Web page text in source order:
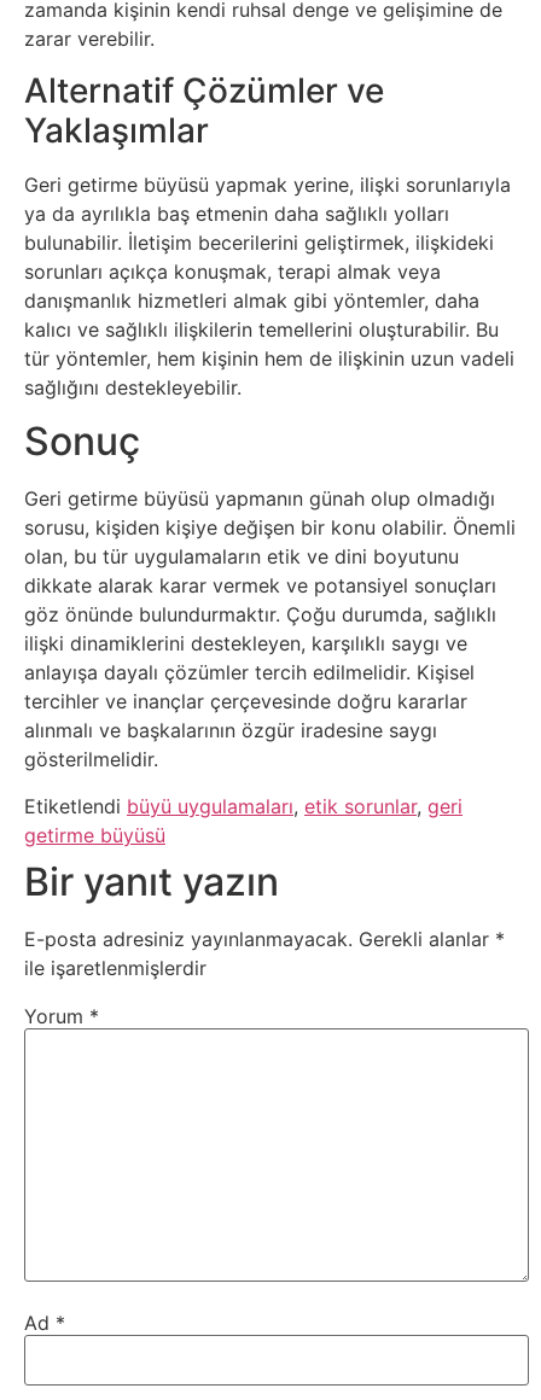
Psikoloji
Sağlık
Scriptler
Seo
Sigorta
Sinema
Tarım
Teknoloji
TikTok
Tv
Twitter
Tanıtımı
Uzay
Web
Yapay
Yemek
zamanda kişinin kendi ruhsal denge ve gelişimine de
zarar verebilir.
Alternatif Çözümler ve
Yaklaşımlar
Geri getirme büyüsü yapmak yerine, ilişki sorunlarıyla
ya da ayrılıkla baş etmenin daha sağlıklı yolları
bulunabilir. İletişim becerilerini geliştirmek, ilişkideki
sorunları açıkça konuşmak, terapi almak veya
danışmanlık hizmetleri almak gibi yöntemler, daha
kalıcı ve sağlıklı ilişkilerin temellerini oluşturabilir. Bu
tür yöntemler, hem kişinin hem de ilişkinin uzun vadeli
sağlığını destekleyebilir.
Sonuç
Geri getirme büyüsü yapmanın günah olup olmadığı
sorusu, kişiden kişiye değişen bir konu olabilir. Önemli
olan, bu tür uygulamaların etik ve dini boyutunu
dikkate alarak karar vermek ve potansiyel sonuçları
göz önünde bulundurmaktır. Çoğu durumda, sağlıklı
ilişki dinamiklerini destekleyen, karşılıklı saygı ve
anlayışa dayalı çözümler tercih edilmelidir. Kişisel
tercihler ve inançlar çerçevesinde doğru kararlar
alınmalı ve başkalarının özgür iradesine saygı
gösterilmelidir.
Etiketlendi büyü uygulamaları, etik sorunlar, geri
getirme büyüsü
Bir yanıt yazın
E-posta adresiniz yayınlanmayacak. Gerekli alanlar *
ile işaretlenmişlerdir
Yorum *
Ad *